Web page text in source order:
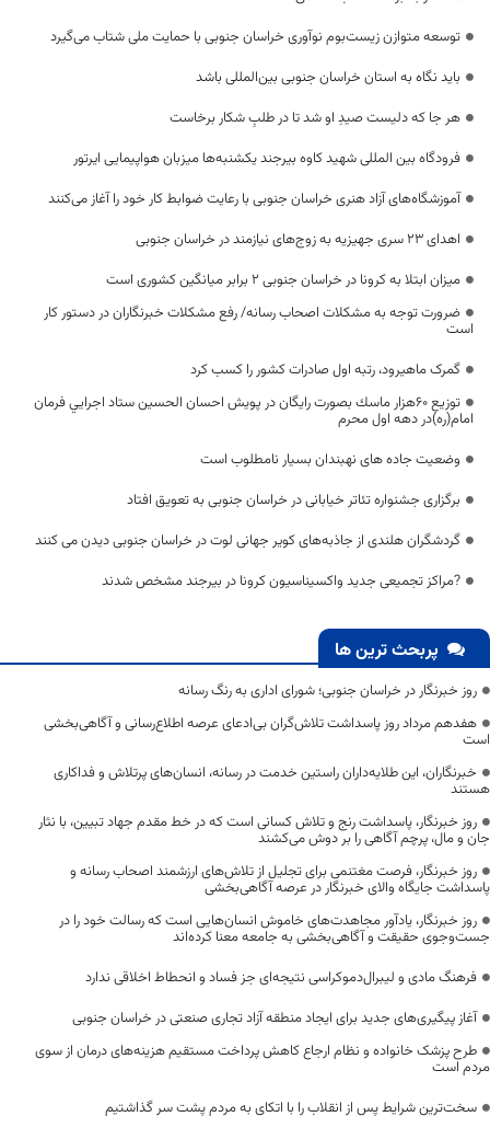
توسعه متوازن زیست‌بوم نوآوری خراسان جنوبی با حمایت ملی شتاب می‌گیرد
باید نگاه به استان خراسان جنوبی بین‌المللی باشد
هر جا که دلیست صیدِ او شد تا در طلبِ شکار برخاست
فرودگاه بین المللی شهید کاوه بیرجند یکشنبه‌ها میزبان هواپیمایی ایرتور
آموزشگاه‌های آزاد هنری خراسان جنوبی با رعایت ضوابط کار خود را آغاز می‌کنند
اهدای ۲۳ سری جهیزیه به زوج‌های نیازمند در خراسان جنوبی
میزان ابتلا به کرونا در خراسان جنوبی ۲ برابر میانگین کشوری است
ضرورت توجه به مشکلات اصحاب رسانه/ رفع مشکلات خبرنگاران در دستور کار
است
گمرک ماهیرود، رتبه اول صادرات کشور را کسب کرد
توزیع ٦٠هزار ماسك بصورت رايگان در پويش احسان الحسين ستاد اجرايي فرمان
امام(ره)در دهه اول محرم
وضعیت جاده های نهبندان بسیار نامطلوب است
برگزاری جشنواره تئاتر خیابانی در خراسان جنوبی به تعویق افتاد
گردشگران هلندی از جاذبه‌های کویر جهانی لوت در خراسان جنوبی دیدن می کنند
?مراکز تجمیعی جدید واکسیناسیون ‌کرونا در بیرجند مشخص شدند
پربحث ترین ها
روز خبرنگار در خراسان جنوبی؛ شورای اداری به رنگ رسانه
هفدهم مرداد روز پاسداشت تلاش‌گران بی‌ادعای عرصه اطلاع‌رسانی و آگاهی‌بخشی
است
خبرنگاران، این طلایه‌داران راستین خدمت در رسانه، انسان‌های پرتلاش و فداکاری
هستند
روز خبرنگار، پاسداشت رنج و تلاش کسانی است که در خط مقدم جهاد تبیین، با نثار
جان و مال، پرچم آگاهی را بر دوش می‌کشند
روز خبرنگار، فرصت مغتنمی برای تجلیل از تلاش‌های ارزشمند اصحاب رسانه و
پاسداشت جایگاه والای خبرنگار در عرصه آگاهی‌بخشی
روز خبرنگار، یادآور مجاهدت‌های خاموش انسان‌هایی است که رسالت خود را در
جست‌وجوی حقیقت و آگاهی‌بخشی به جامعه معنا کرده‌اند
فرهنگ مادی و لیبرال‌دموکراسی نتیجه‌ای جز فساد و انحطاط اخلاقی ندارد
آغاز پیگیری‌های جدید برای ایجاد منطقه آزاد تجاری صنعتی در خراسان جنوبی
طرح پزشک خانواده و نظام ارجاع کاهش پرداخت مستقیم هزینه‌های درمان از سوی
مردم است
سخت‌ترین شرایط پس از انقلاب را با اتکای به مردم پشت سر گذاشتیم